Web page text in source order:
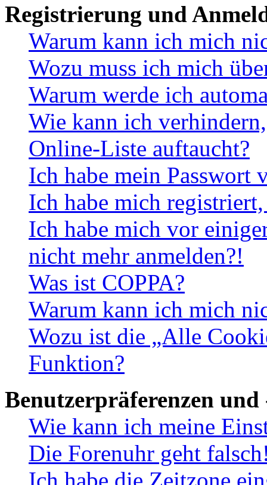
Registrierung und
Warum kann ich mich
Wozu muss ich mich
Warum werde ich
Wie kann ich
Online-Liste auftaucht?
Ich habe mein Passwort
Ich habe mich
Ich habe mich vor
nicht mehr anmelden?!
Was ist COPPA?
Warum kann ich mich
Wozu ist die „Alle
Funktion?
Benutzerpräferenzen und
Wie kann ich meine
Die Forenuhr geht